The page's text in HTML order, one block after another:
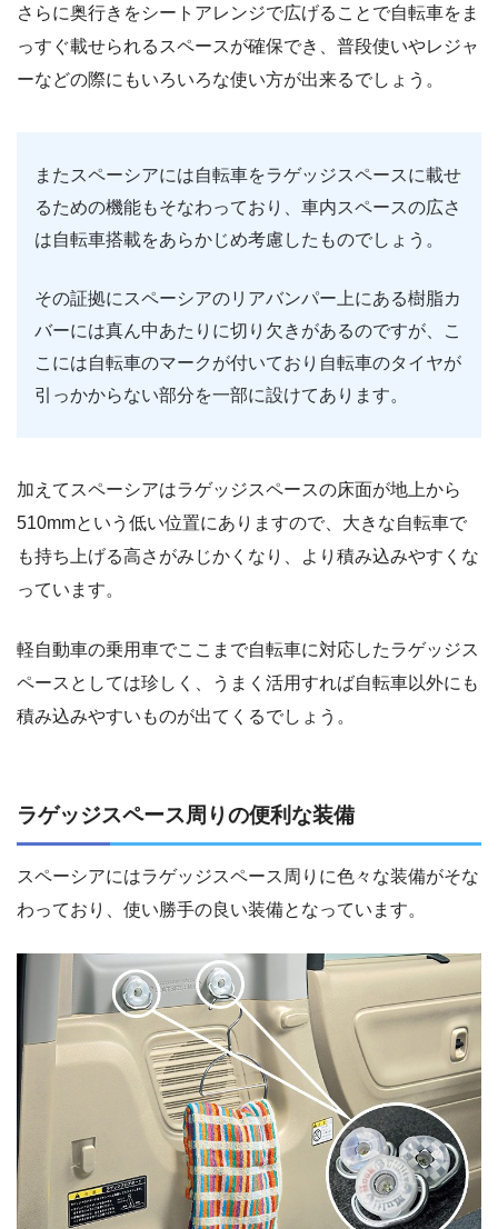
さらに奥行きをシートアレンジで広げることで自転車をま
っすぐ載せられるスペースが確保でき、普段使いやレジャ
ーなどの際にもいろいろな使い方が出来るでしょう。
またスペーシアには自転車をラゲッジスペースに載せ
るための機能もそなわっており、車内スペースの広さ
は自転車搭載をあらかじめ考慮したものでしょう。
その証拠にスペーシアのリアバンパー上にある樹脂カ
バーには真ん中あたりに切り欠きがあるのですが、こ
こには自転車のマークが付いており自転車のタイヤが
引っかからない部分を一部に設けてあります。
加えてスペーシアはラゲッジスペースの床面が地上から
510mmという低い位置にありますので、大きな自転車で
も持ち上げる高さがみじかくなり、より積み込みやすくな
っています。
軽自動車の乗用車でここまで自転車に対応したラゲッジス
ペースとしては珍しく、うまく活用すれば自転車以外にも
積み込みやすいものが出てくるでしょう。
ラゲッジスペース周りの便利な装備
スペーシアにはラゲッジスペース周りに色々な装備がそな
わっており、使い勝手の良い装備となっています。